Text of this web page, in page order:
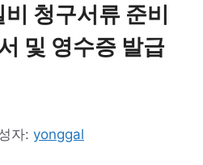
청구서류 준비
및 영수증 발급
자: yonggal